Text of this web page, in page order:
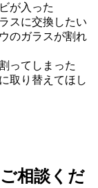
が入った
スに交換したい
のガラスが割れ
ってしまった
取り替えてほし
相談くだ